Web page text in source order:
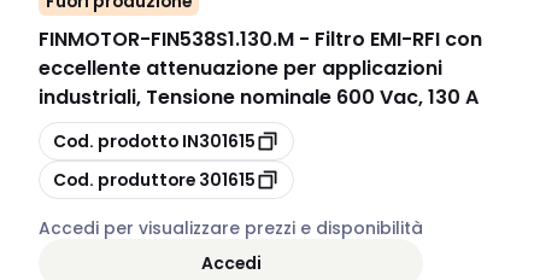
FINMOTOR-FIN538S1.130.M - Filtro EMI-RFI con
eccellente attenuazione per applicazioni
industriali, Tensione nominale 600 Vac, 130 A
copia
Cod. prodotto IN301615
copia
Cod. produttore 301615
Accedi per visualizzare prezzi e disponibilità
Accedi